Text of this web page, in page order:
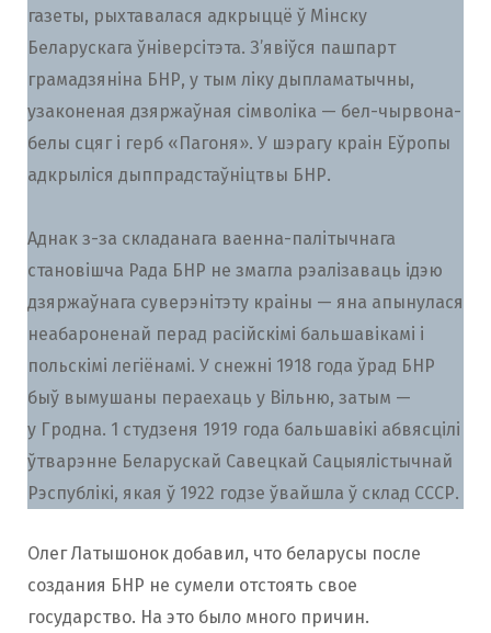
газеты, рыхтавалася адкрыццё ў Мінску
Беларускага ўніверсітэта. З’явіўся пашпарт
грамадзяніна БНР, у тым ліку дыпламатычны,
узаконеная дзяржаўная сімволіка — бел-чырвона-
белы сцяг і герб «Пагоня». У шэрагу краін Еўропы
адкрыліся дыппрадстаўніцтвы БНР.
Аднак з-за складанага ваенна-палітычнага
становішча Рада БНР не змагла рэалізаваць ідэю
дзяржаўнага суверэнітэту краіны — яна апынулася
неабароненай перад расійскімі бальшавікамі і
польскімі легіёнамі. У снежні 1918 года ўрад БНР
быў вымушаны пераехаць у Вільню, затым —
у Гродна. 1 студзеня 1919 года бальшавікі абвясцілі
ўтварэнне Беларускай Савецкай Сацыялістычнай
Рэспублікі, якая ў 1922 годзе ўвайшла ў склад СССР.
Олег Латышонок добавил, что беларусы после
создания БНР не сумели отстоять свое
государство. На это было много причин.